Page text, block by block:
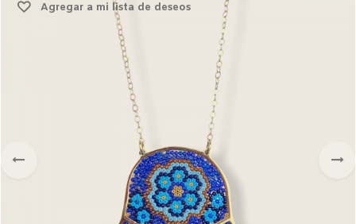
Agregar a mi lista de deseos